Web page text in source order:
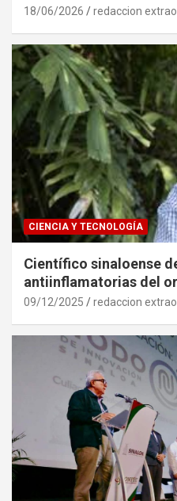
18/06/2026 redaccion
CIENCIA Y TECNOLOGÍA
Científico sinaloense
antiinflamatorias del
09/12/2025 redaccion